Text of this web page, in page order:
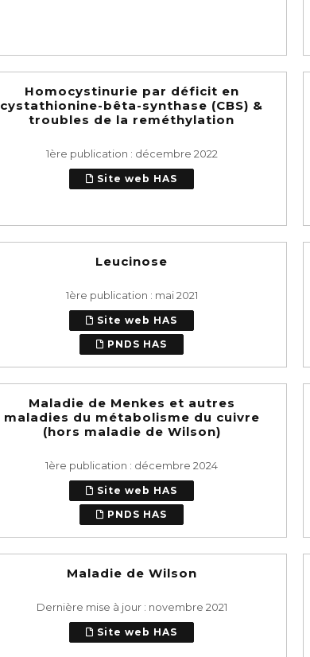
Homocystinurie par déficit en
cystathionine-bêta-synthase (CBS) &
troubles de la reméthylation
1ère publication : décembre 2022
Site web HAS
Leucinose
1ère publication : mai 2021
Site web HAS
PNDS HAS
Maladie de Menkes et autres
maladies du métabolisme du cuivre
(hors maladie de Wilson)
1ère publication : décembre 2024
Site web HAS
PNDS HAS
Maladie de Wilson
Dernière mise à jour : novembre 2021
Site web HAS